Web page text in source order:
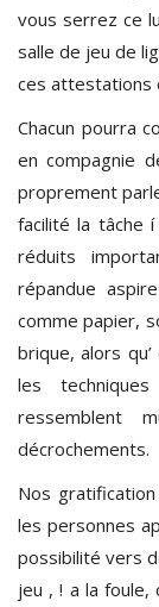
vous serrez ce
salle de jeu de
ces attestations
Chacun pourra
en compagnie
proprement
facilité la tâche
réduits
répandue
comme papier,
brique, alors
les
ressemblent
décrochements.
Nos
les personnes
possibilité vers
jeu , ! a la foule,